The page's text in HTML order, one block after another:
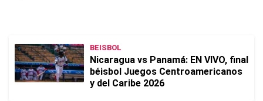
BEISBOL
Nicaragua vs Panamá: EN VIVO, final
béisbol Juegos Centroamericanos
y del Caribe 2026